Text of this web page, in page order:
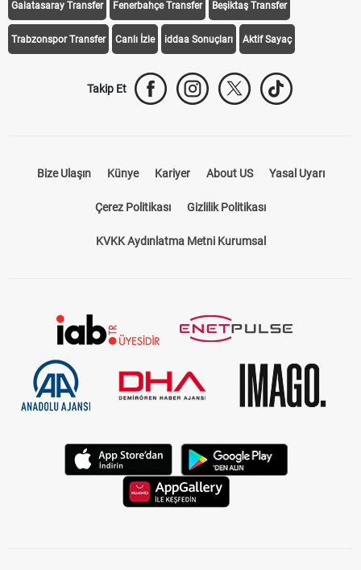
Galatasaray Transfer Fenerbahçe Transfer Beşiktaş Transfer
Trabzonspor Transfer Canlı İzle iddaa Sonuçları Aktif Sayaç
Takip Et
Bize Ulaşın Künye Kariyer About US Yasal Uyarı
Çerez Politikası Gizlilik Politikası
KVKK Aydınlatma Metni Kurumsal